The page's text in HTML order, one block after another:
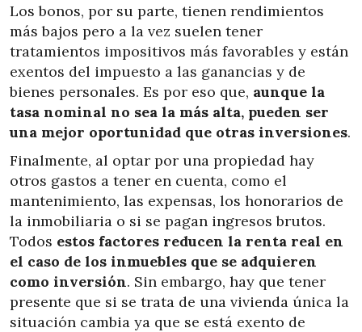
Los bonos, por su parte, tienen rendimientos
más bajos pero a la vez suelen tener
tratamientos impositivos más favorables y están
exentos del impuesto a las ganancias y de
bienes personales. Es por eso que, aunque la
tasa nominal no sea la más alta, pueden ser
una mejor oportunidad que otras inversiones.
Finalmente, al optar por una propiedad hay
otros gastos a tener en cuenta, como el
mantenimiento, las expensas, los honorarios de
la inmobiliaria o si se pagan ingresos brutos.
Todos estos factores reducen la renta real en
el caso de los inmuebles que se adquieren
como inversión. Sin embargo, hay que tener
presente que si se trata de una vivienda única la
situación cambia ya que se está exento de